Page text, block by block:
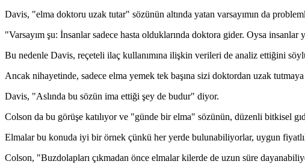
Davis, "elma doktoru uzak tutar" sözünün altında yatan varsayımın da
"Varsayım şu: İnsanlar sadece hasta olduklarında doktora gider. Oysa
Bu nedenle Davis, reçeteli ilaç kullanımına ilişkin verileri de analiz ettiğini
Ancak nihayetinde, sadece elma yemek tek başına sizi doktordan uzak
Davis, "Aslında bu sözün ima ettiği şey de budur" diyor.
Colson da bu görüşe katılıyor ve "günde bir elma" sözünün, düzenli bitkisel
Elmalar bu konuda iyi bir örnek çünkü her yerde bulunabiliyorlar, uygun
Colson, "Buzdolapları çıkmadan önce elmalar kilerde de uzun süre